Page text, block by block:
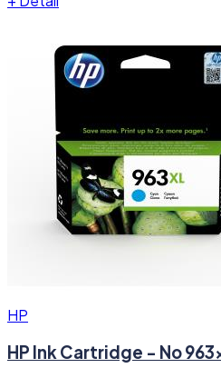
HP
HP Ink Cartridge - No